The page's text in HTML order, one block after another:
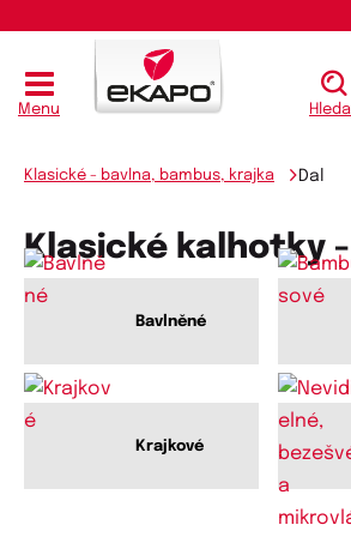
Menu
Klasické - bavlna, bambus, krajka Dal
Klasické kalhotky -
Bavlněné
Krajkové